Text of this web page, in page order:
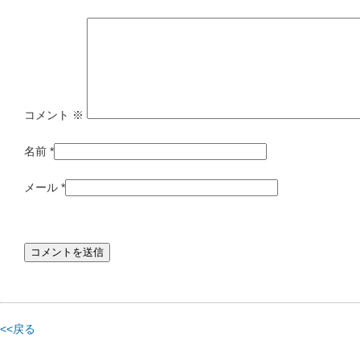
コメント ※
名前 *
メール *
<<戻る